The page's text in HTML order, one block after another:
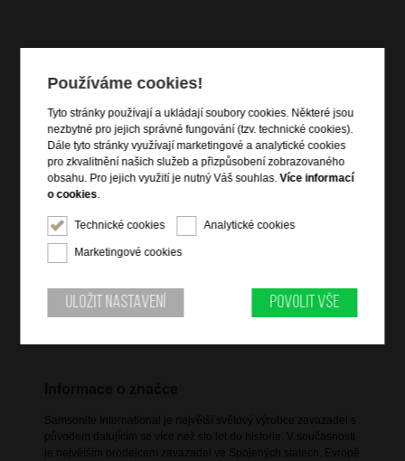
Samsonite International je největší světový výrobce zavazadel s
původem datujícím se více než sto let do historie. V současnosti
je největším prodejcem zavazadel ve Spojených státech, Evropě
Informace o výrobku
vstup na zip
čelní zipová kapsa
zadní zipová kapsa na notebook 14,1"
vnitřní kapsa na tablet 10,5"
vrchní držadlo do ruky
dva nastavitelné ergonomické popruhy přes ramena
boční kapsa na lahev
pás pro připevnění tašky k troleji kufru
Používáme cookies!
Tyto stránky používají a ukládají soubory cookies. Některé jsou
nezbytné pro jejich správné fungování (tzv. technické cookies).
Dále tyto stránky využívají marketingové a analytické cookies
pro zkvalitnění našich služeb a přizpůsobení zobrazovaného
obsahu. Pro jejich využití je nutný Váš souhlas.Více informací
o cookies.
Technické cookies Analytické cookies
Marketingové cookies
Uložit nastavení Povolit vše